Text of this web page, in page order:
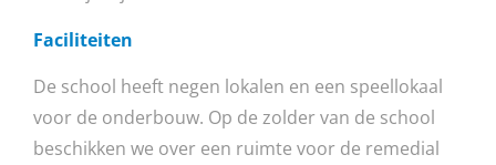
Faciliteiten
De school heeft negen lokalen en een speellokaal
voor de onderbouw. Op de zolder van de school
beschikken we over een ruimte voor de remedial